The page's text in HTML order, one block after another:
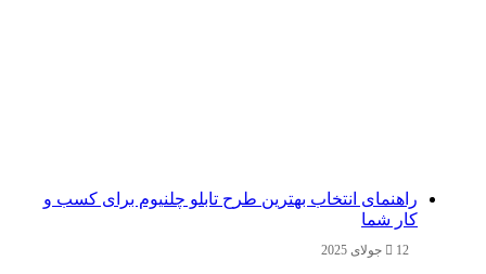
راهنمای انتخاب بهترین طرح تابلو چلنیوم برای کسب و
کار شما
12 جولای 2025